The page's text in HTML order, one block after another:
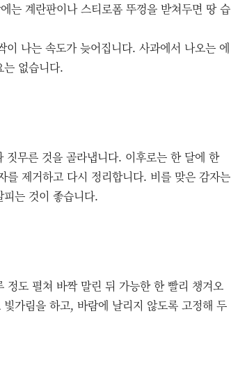
는 계란판이나 스티로폼 뚜껑을 받쳐두면 땅 습
나는 속도가 늦어집니다. 사과에서 나오는 에
없습니다.
무른 것을 골라냅니다. 이후로는 한 달에 한
를 제거하고 다시 정리합니다. 비를 맞은 감자는
는 것이 좋습니다.
정도 펼쳐 바짝 말린 뒤 가능한 한 빨리 챙겨오
가림을 하고, 바람에 날리지 않도록 고정해 두